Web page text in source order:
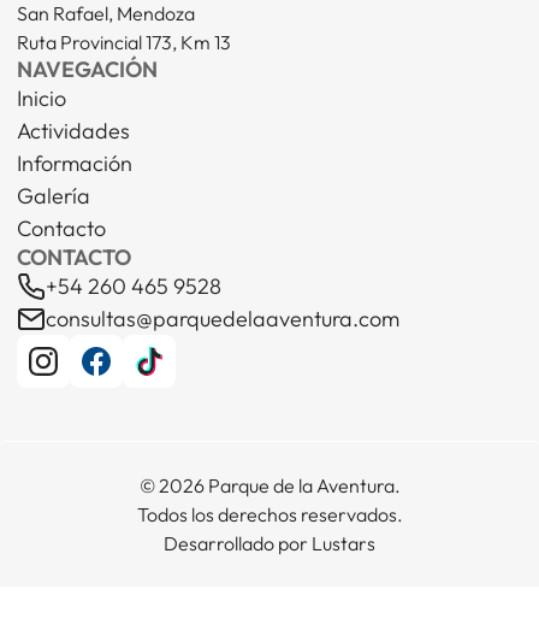
San Rafael, Mendoza
Ruta Provincial 173, Km 13
NAVEGACIÓN
Inicio
Actividades
Información
Galería
Contacto
CONTACTO
+54 260 465 9528
consultas@parquedelaaventura.com
© 2026 Parque de la Aventura.
Todos los derechos reservados.
Desarrollado por Lustars